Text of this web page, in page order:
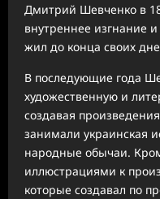
Дмитрий Шевченко в
внутреннее изгнание
жил до конца своих
В последующие года
художественную и
создавая
занимали украинская
народные обычаи.
иллюстрациями к
которые создавал по